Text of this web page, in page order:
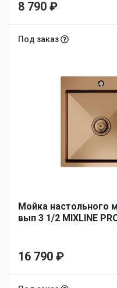
8 790 ₽
Под заказ
Мойка настольного
вып 3 1/2 MIXLINE
16 790 ₽